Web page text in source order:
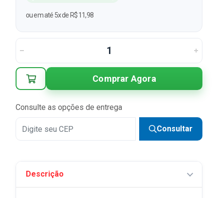
ou em até 5x de R$ 11,98
Comprar Agora
Consulte as opções de entrega
Consultar
Descrição